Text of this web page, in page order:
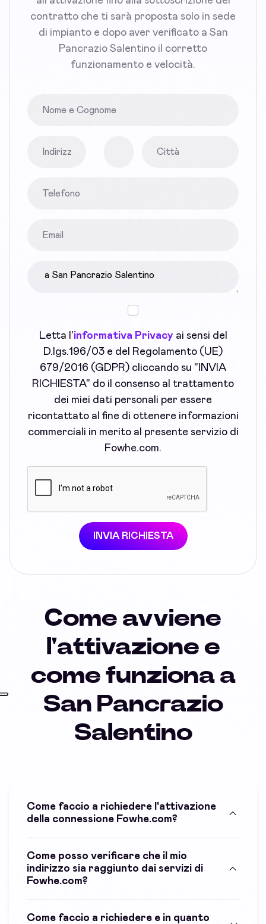
contratto che ti sarà proposta solo in sede
di impianto e dopo aver verificato a San
Pancrazio Salentino il corretto
funzionamento e velocità.
Letta l'informativa Privacyai sensi del
D.lgs.196/03 e del Regolamento (UE)
679/2016 (GDPR) cliccando su "INVIA
RICHIESTA" do il consenso al trattamento
dei miei dati personali per essere
ricontattato al fine di ottenere informazioni
commerciali in merito al presente servizio di
Fowhe.com.
INVIA RICHIESTA
Come avviene
l'attivazione e
come funziona a
San Pancrazio
Salentino
Come faccio a richiedere l'attivazione
della connessione Fowhe.com?
Come posso verificare che il mio
indirizzo sia raggiunto dai servizi di
Fowhe.com?
Come faccio a richiedere e in quanto